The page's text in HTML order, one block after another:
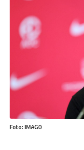
Foto: IMAGO